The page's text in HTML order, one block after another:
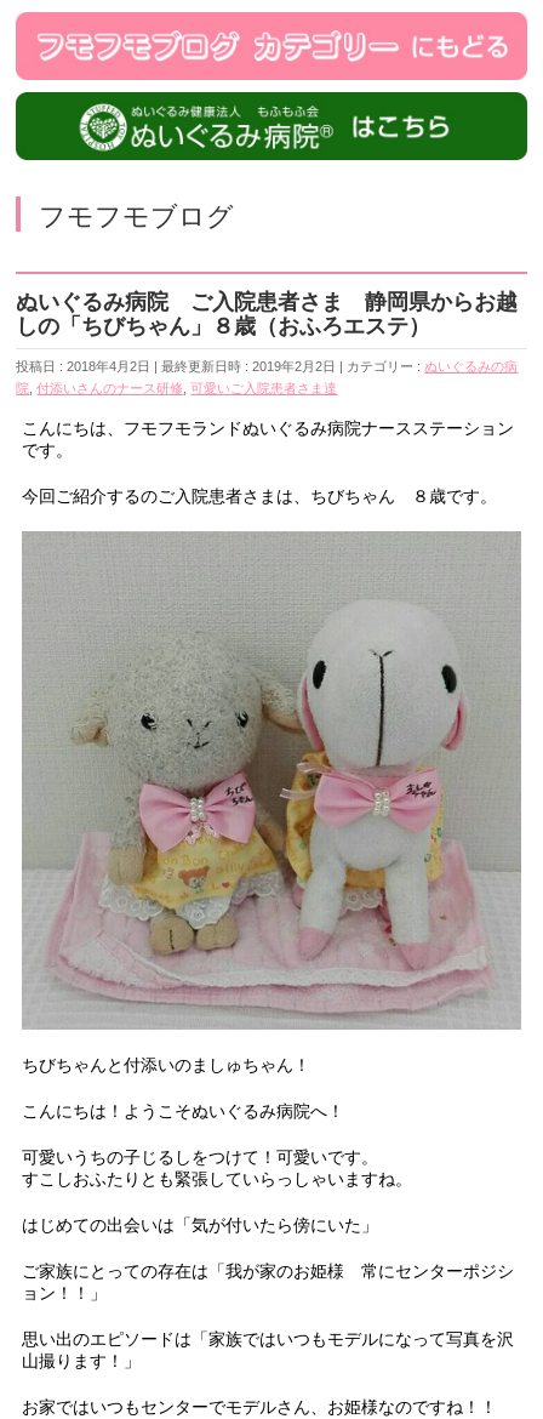
フモフモブログ
ぬいぐるみ病院 ご入院患者さま 静岡県からお越
しの「ちびちゃん」８歳（おふろエステ）
投稿日 : 2018年4月2日 最終更新日時 : 2019年2月2日 カテゴリー :ぬいぐるみの病
院 ,付添いさんのナース研修 ,可愛いご入院患者さま達
こんにちは、フモフモランドぬいぐるみ病院ナースステーション
です。
今回ご紹介するのご入院患者さまは、ちびちゃん ８歳です。
ちびちゃんと付添いのましゅちゃん！
こんにちは！ようこそぬいぐるみ病院へ！
可愛いうちの子じるしをつけて！可愛いです。
すこしおふたりとも緊張していらっしゃいますね。
はじめての出会いは「気が付いたら傍にいた」
ご家族にとっての存在は「我が家のお姫様 常にセンターポジシ
ョン！！」
思い出のエピソードは「家族ではいつもモデルになって写真を沢
山撮ります！」
お家ではいつもセンターでモデルさん、お姫様なのですね！！